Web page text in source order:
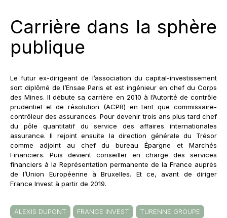
Carrière dans la sphère
publique
Le futur ex-dirigeant de l’association du capital-investissement
sort diplômé de l’Ensae Paris et est ingénieur en chef du Corps
des Mines. Il débute sa carrière en 2010 à l’Autorité de contrôle
prudentiel et de résolution (ACPR) en tant que commissaire-
contrôleur des assurances. Pour devenir trois ans plus tard chef
du pôle quantitatif du service des affaires internationales
assurance. Il rejoint ensuite la direction générale du Trésor
comme adjoint au chef du bureau Épargne et Marchés
Financiers. Puis devient conseiller en charge des services
financiers à la Représentation permanente de la France auprès
de l’Union Européenne à Bruxelles. Et ce, avant de diriger
France Invest à partir de 2019.
ALEXIS DUPONT FRANCE INVEST
TURENNE GROUPE